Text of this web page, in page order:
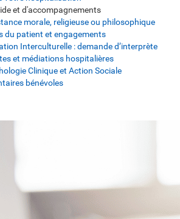
et d'accompagnements
morale, religieuse ou philosophique
du patient et engagements
Interculturelle : demande d’interprète
et médiations hospitalières
Clinique et Action Sociale
bénévoles